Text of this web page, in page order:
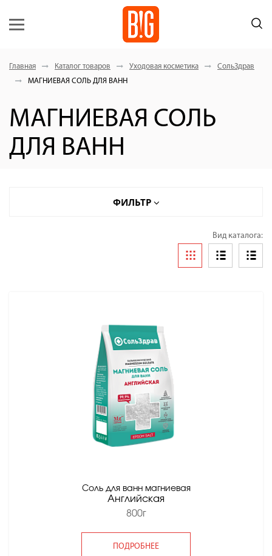
Главная Каталог товаров Уходовая косметика
СольЗдрав
МАГНИЕВАЯ СОЛЬ ДЛЯ ВАНН
МАГНИЕВАЯ СОЛЬ
ДЛЯ ВАНН
ФИЛЬТР
Вид каталога:
Соль для ванн магниевая
Английская
800г
ПОДРОБНЕЕ